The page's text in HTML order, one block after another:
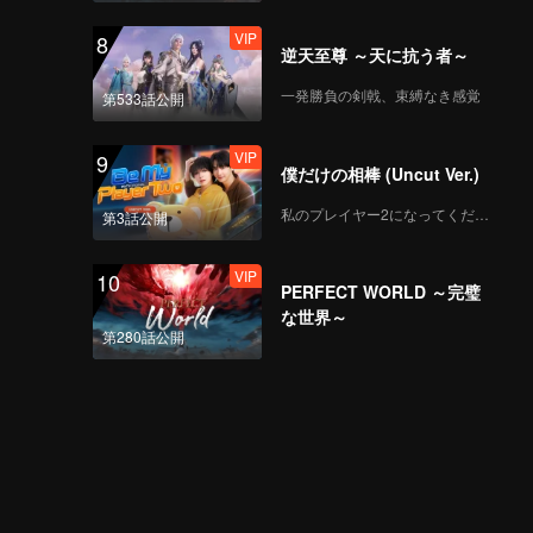
8
第533話公開
VIP
逆天至尊 ～天に抗う者～
一発勝負の剣戟、束縛なき感覚
9
第3話公開
VIP
僕だけの相棒 (Uncut Ver.)
私のプレイヤー2になってください
10
第280話公開
VIP
PERFECT WORLD ～完璧
な世界～